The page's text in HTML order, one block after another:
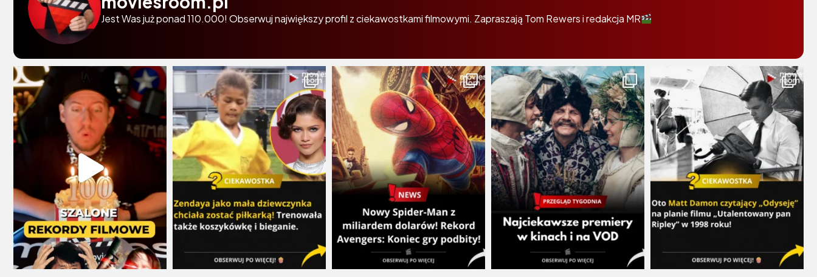
Jest Was już ponad 110.000! Obserwuj największy profil z ciekawostkami filmowymi. Zapraszają Tom Rewers i redakcja MR